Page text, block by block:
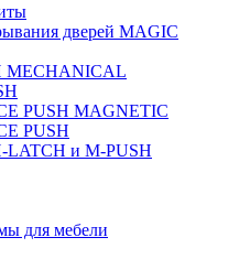
дверей MAGIC
MECHANICAL
PUSH MAGNETIC
PUSH
LATCH и M-PUSH
для мебели